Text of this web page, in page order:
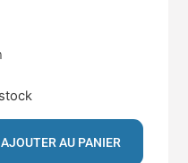
AJOUTER AU PANIER